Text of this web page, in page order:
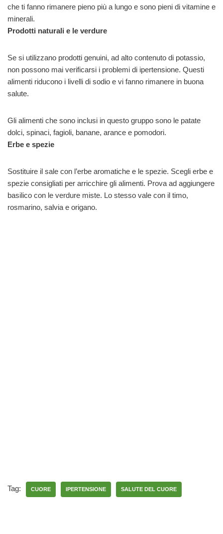
che ti fanno rimanere pieno più a lungo e sono pieni di vitamine e
minerali.
Prodotti naturali e le verdure
Se si utilizzano prodotti genuini, ad alto contenuto di potassio,
non possono mai verificarsi i problemi di ipertensione. Questi
alimenti riducono i livelli di sodio e vi fanno rimanere in buona
salute.
Gli alimenti che sono inclusi in questo gruppo sono le patate
dolci, spinaci, fagioli, banane, arance e pomodori.
Erbe e spezie
Sostituire il sale con l’erbe aromatiche e le spezie. Scegli erbe e
spezie consigliati per arricchire gli alimenti. Prova ad aggiungere
basilico con le verdure miste. Lo stesso vale con il timo,
rosmarino, salvia e origano.
Tag: CUORE IPERTENSIONE SALUTE DEL CUORE